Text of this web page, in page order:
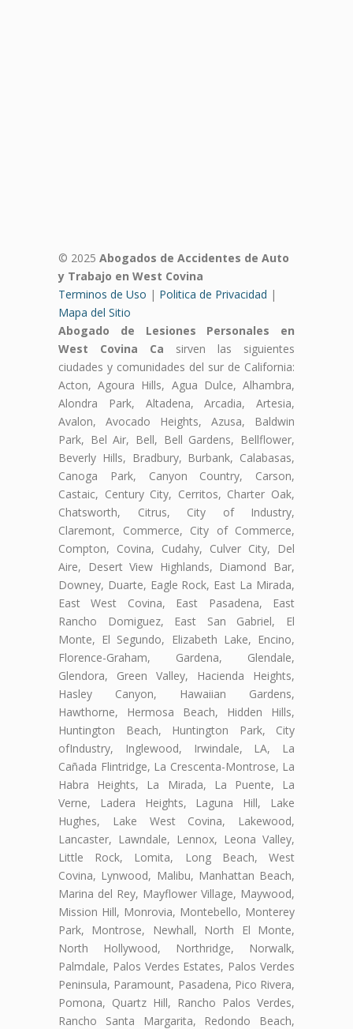
© 2025 Abogados de Accidentes de Auto
y Trabajo en West Covina
Terminos de Uso | Politica de Privacidad |
Mapa del Sitio
Abogado de Lesiones Personales en
West Covina Ca sirven las siguientes
ciudades y comunidades del sur de California:
Acton, Agoura Hills, Agua Dulce, Alhambra,
Alondra Park, Altadena, Arcadia, Artesia,
Avalon, Avocado Heights, Azusa, Baldwin
Park, Bel Air, Bell, Bell Gardens, Bellflower,
Beverly Hills, Bradbury, Burbank, Calabasas,
Canoga Park, Canyon Country, Carson,
Castaic, Century City, Cerritos, Charter Oak,
Chatsworth, Citrus, City of Industry,
Claremont, Commerce, City of Commerce,
Compton, Covina, Cudahy, Culver City, Del
Aire, Desert View Highlands, Diamond Bar,
Downey, Duarte, Eagle Rock, East La Mirada,
East West Covina, East Pasadena, East
Rancho Domiguez, East San Gabriel, El
Monte, El Segundo, Elizabeth Lake, Encino,
Florence-Graham, Gardena, Glendale,
Glendora, Green Valley, Hacienda Heights,
Hasley Canyon, Hawaiian Gardens,
Hawthorne, Hermosa Beach, Hidden Hills,
Huntington Beach, Huntington Park, City
ofIndustry, Inglewood, Irwindale, LA, La
Cañada Flintridge, La Crescenta-Montrose, La
Habra Heights, La Mirada, La Puente, La
Verne, Ladera Heights, Laguna Hill, Lake
Hughes, Lake West Covina, Lakewood,
Lancaster, Lawndale, Lennox, Leona Valley,
Little Rock, Lomita, Long Beach, West
Covina, Lynwood, Malibu, Manhattan Beach,
Marina del Rey, Mayflower Village, Maywood,
Mission Hill, Monrovia, Montebello, Monterey
Park, Montrose, Newhall, North El Monte,
North Hollywood, Northridge, Norwalk,
Palmdale, Palos Verdes Estates, Palos Verdes
Peninsula, Paramount, Pasadena, Pico Rivera,
Pomona, Quartz Hill, Rancho Palos Verdes,
Rancho Santa Margarita, Redondo Beach,